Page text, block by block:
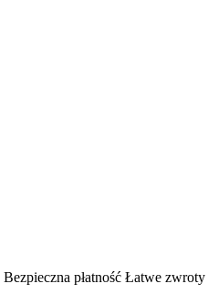
Bezpieczna płatność Łatwe zwroty